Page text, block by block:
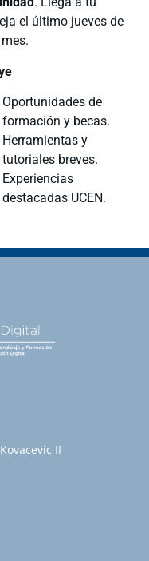
el último jueves de
Oportunidades de
formación y becas.
Herramientas y
tutoriales breves.
Experiencias
destacadas UCEN.
II